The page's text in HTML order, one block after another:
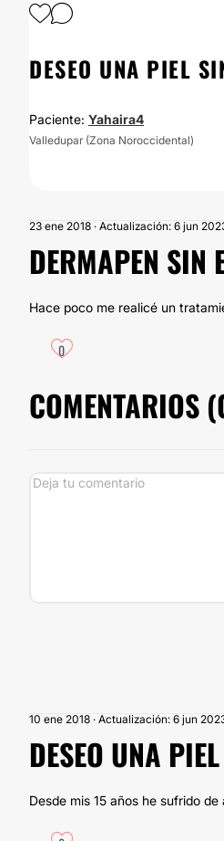
DESEO UNA PIEL
Paciente: Yahaira4
Valledupar (Zona Noroccidental)
23 ene 2018 · Actualización: 6 jun
DERMAPEN SIN
Hace poco me realicé un
0
COMENTARIOS (
10 ene 2018 · Actualización: 6 jun
DESEO UNA
Desde mis 15 años he sufrido